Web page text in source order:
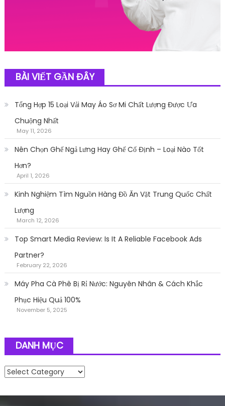
BÀI VIẾT GẦN ĐÂY
Tổng Hợp 15 Loại Vải May Áo Sơ Mi Chất Lượng Được Ưa
Chuộng Nhất
May 11, 2026
Nên Chọn Ghế Ngả Lưng Hay Ghế Cố Định – Loại Nào Tốt
Hơn?
April 1, 2026
Kinh Nghiệm Tìm Nguồn Hàng Đồ Ăn Vặt Trung Quốc Chất
Lượng
March 12, 2026
Top Smart Media Review: Is It A Reliable Facebook Ads
Partner?
February 22, 2026
Máy Pha Cà Phê Bị Rỉ Nước: Nguyên Nhân & Cách Khắc
Phục Hiệu Quả 100%
November 5, 2025
DANH MỤC
Danh mục